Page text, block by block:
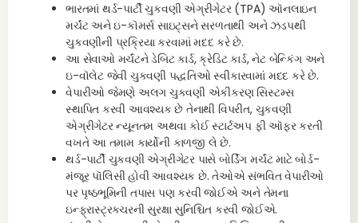
ભારતમાં થર્ડ-પાર્ટી ચુકવણી એગ્રીગેટર (TPA) ઑનલાઇન
મર્ચંટ અને ઇ-કૉમર્સ સાઇટ્સને સરળતાથી અને ઝડપથી
ચુકવણીની પ્રક્રિયા કરવામાં મદદ કરે છે.
આ સેવાઓ મર્ચંટને ડેબિટ કાર્ડ, ક્રેડિટ કાર્ડ, નેટ બેન્કિંગ અને
ઇ-વૉલેટ જેવી ચુકવણી પદ્ધતિઓ સ્વીકારવામાં મદદ કરે છે.
વેપારીઓ જેમણે અલગ ચુકવણી એકીકરણ સિસ્ટમ્સ
સ્થાપિત કરવી આવશ્યક છે તેનાથી વિપરીત, ચુકવણી
એગ્રીગેટર ન્યૂનતમ અથવા કોઈ સ્ટાર્ટઅપ ફી ઑફર કરતી
વખતે આ તમામ કાર્યોની કાળજી લે છે.
થર્ડ-પાર્ટી ચુકવણીએગ્રીગેટર પાસે બોર્ડિંગ મર્ચંટ માટે બોર્ડ-
મંજૂર પૉલિસી હોવી આવશ્યક છે. તેઓએ સંભવિત વેપારીઓ
પર પૃષ્ઠભૂમિની તપાસ પણ કરવી જોઈએ અને તેમના
ઇન્ફ્રાસ્ટ્રક્ચરની સુરક્ષા સુનિશ્ચિત કરવી જોઈએ.